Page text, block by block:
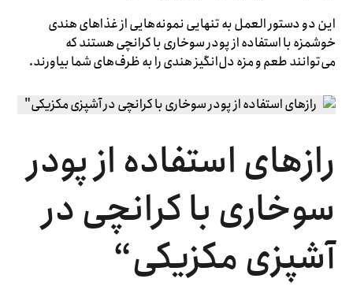
این دو دستور العمل به تنهایی نمونه‌هایی از غذاهای هندی
خوشمزه با استفاده از پودر سوخاری با کرانچی هستند که
می‌توانند طعم و مزه دل‌انگیز هندی را به ظرف‌های شما بیاورند.
رازهای استفاده از پودر
سوخاری با کرانچی در
آشپزی مکزیکی“